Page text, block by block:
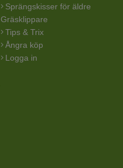
Sprängskisser för äldre
Gräsklippare
Tips & Trix
Ångra köp
Logga in